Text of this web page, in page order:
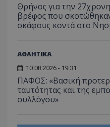
Θρήνος για την
βρέφος που
σκάφους κοντά στο
ΑΘΛΗΤΙΚΑ
10.08.2026 - 19:31
ΠΑΦΟΣ: «Βασική
ταυτότητας και της
συλλόγου»